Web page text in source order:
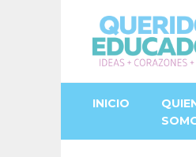
INICIO